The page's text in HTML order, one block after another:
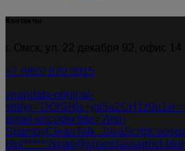
+7 (965) 870 3015
spandata-original-
email-encoder'title='Anti-
blur******/span@spanclassapbct-